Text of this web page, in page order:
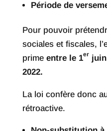
Période de
Pour pouvoir
sociales et fiscales,
prime entre le 1er
2022.
La loi confère donc
rétroactive.